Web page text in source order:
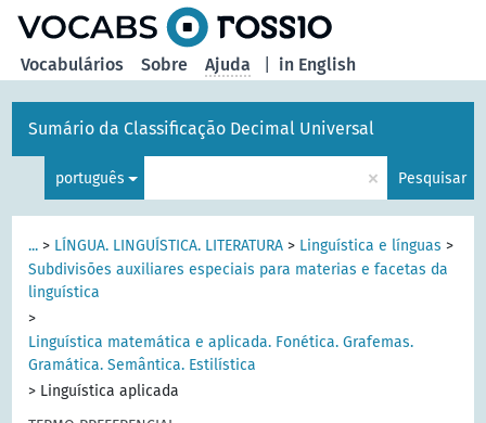
in English
Vocabulários Sobre Ajuda
Sumário da Classificação Decimal Universal
português × Pesquisar
... > LÍNGUA. LINGUÍSTICA. LITERATURA > Linguística e línguas >
Subdivisões auxiliares especiais para materias e facetas da
linguística
>
Linguística matemática e aplicada. Fonética. Grafemas.
Gramática. Semântica. Estilística
> Linguística aplicada